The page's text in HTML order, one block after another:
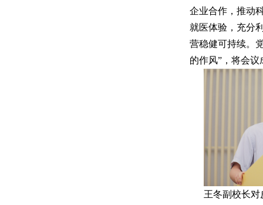
企业合作，推动
就医体验，充分
营稳健可持续。
的作风”，将会
王冬副校长